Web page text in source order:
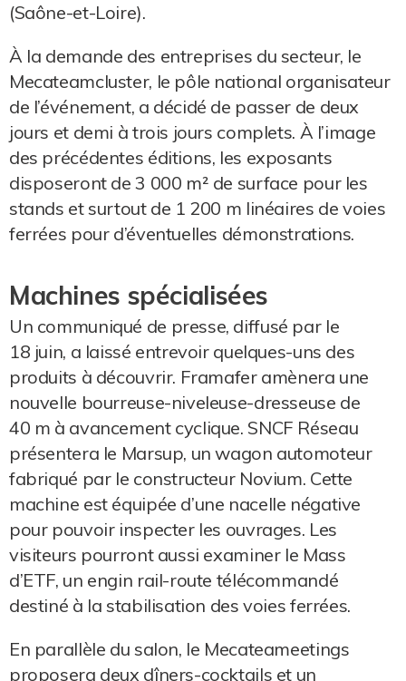
(Saône-et-Loire).
À la demande des entreprises du secteur, le
Mecateamcluster, le pôle national organisateur
de l’événement, a décidé de passer de deux
jours et demi à trois jours complets. À l’image
des précédentes éditions, les exposants
disposeront de 3 000 m² de surface pour les
stands et surtout de 1 200 m linéaires de voies
ferrées pour d’éventuelles démonstrations.
Machines spécialisées
Un communiqué de presse, diffusé par le
18 juin, a laissé entrevoir quelques-uns des
produits à découvrir. Framafer amènera une
nouvelle bourreuse-niveleuse-dresseuse de
40 m à avancement cyclique. SNCF Réseau
présentera le Marsup, un wagon automoteur
fabriqué par le constructeur Novium. Cette
machine est équipée d’une nacelle négative
pour pouvoir inspecter les ouvrages. Les
visiteurs pourront aussi examiner le Mass
d’ETF, un engin rail-route télécommandé
destiné à la stabilisation des voies ferrées.
En parallèle du salon, le Mecateameetings
proposera deux dîners-cocktails et un